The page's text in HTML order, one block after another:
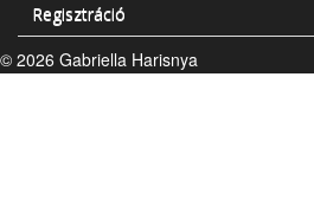
Regisztráció
© 2026 Gabriella Harisnya